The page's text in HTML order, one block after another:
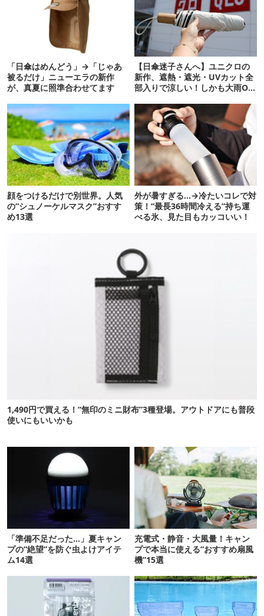
「日傘はめんどう」→「じゃあ
被るだけ」ニューエラの新作
が、真夏に照準合わせてます
【日傘迷子さんへ】ユニクロの
新作、遮熱・遮光・UVカット全
部入りで涼しい！しかも大雨OK
顔をつけるだけで別世界。人気
の“シュノーケルマスク”おすす
め13選
外が暑すぎる…→冷たいコレで対
策！“最長36時間冷える”持ち運
べる氷、見た目もカッコいい！
1,490円で買える！“無印のミニ財布”3種登場。アウトドアにも普段
使いにもいいかも
「準備不足だった…」夏キャン
プの“絶望”を防ぐ虫よけアイテ
ム14選
充電式・静音・大風量！キャン
プで本当に使える“おすすめ扇風
機”15選